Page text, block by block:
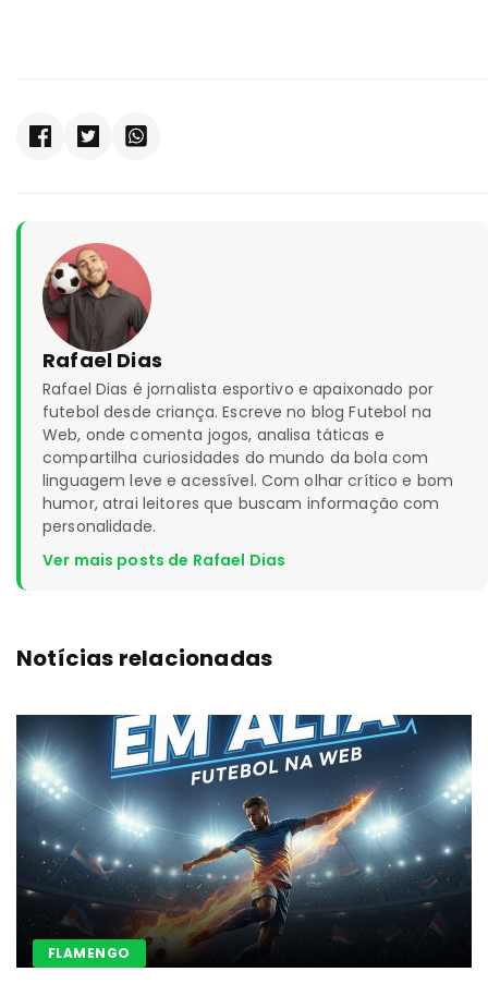
Rafael Dias
Rafael Dias é jornalista esportivo e apaixonado por
futebol desde criança. Escreve no blog Futebol na
Web, onde comenta jogos, analisa táticas e
compartilha curiosidades do mundo da bola com
linguagem leve e acessível. Com olhar crítico e bom
humor, atrai leitores que buscam informação com
personalidade.
Ver mais posts de Rafael Dias
Notícias relacionadas
FLAMENGO